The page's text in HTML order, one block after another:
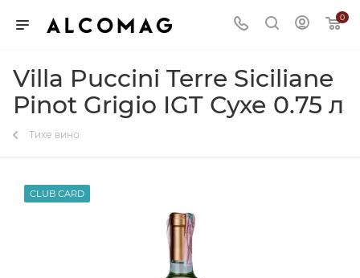
0
Villa Puccini Terre Siciliane
Pinot Grigio IGT Сухе 0.75 л
Тихе вино
CLUB CARD